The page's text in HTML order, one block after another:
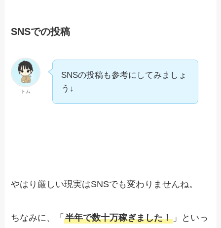
SNSでの投稿
トム
SNSの投稿も参考にしてみましょ
う↓
やはり厳しい現実はSNSでも変わりませんね。
ちなみに、「半年で数十万稼ぎました！ 」といっ